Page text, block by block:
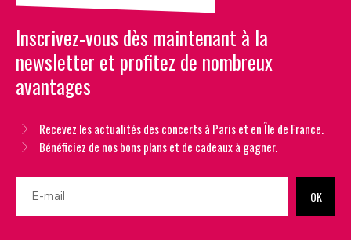
Inscrivez-vous dès maintenant à la
newsletter et profitez de nombreux
avantages
Recevez les actualités des concerts à Paris et en Île de France.
Bénéficiez de nos bons plans et de cadeaux à gagner.
OK